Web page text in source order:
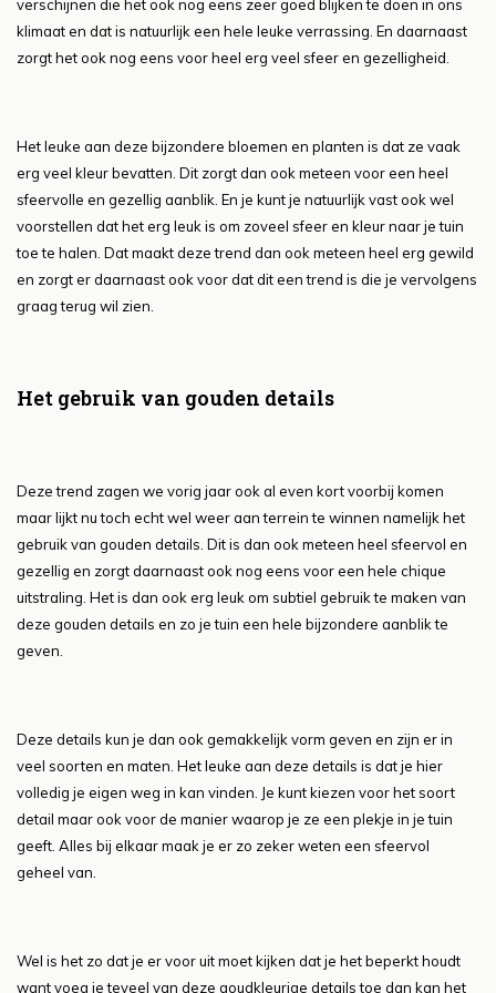
verschijnen die het ook nog eens zeer goed blijken te doen in ons
klimaat en dat is natuurlijk een hele leuke verrassing. En daarnaast
zorgt het ook nog eens voor heel erg veel sfeer en gezelligheid.
Het leuke aan deze bijzondere bloemen en planten is dat ze vaak
erg veel kleur bevatten. Dit zorgt dan ook meteen voor een heel
sfeervolle en gezellig aanblik. En je kunt je natuurlijk vast ook wel
voorstellen dat het erg leuk is om zoveel sfeer en kleur naar je tuin
toe te halen. Dat maakt deze trend dan ook meteen heel erg gewild
en zorgt er daarnaast ook voor dat dit een trend is die je vervolgens
graag terug wil zien.
Het gebruik van gouden details
Deze trend zagen we vorig jaar ook al even kort voorbij komen
maar lijkt nu toch echt wel weer aan terrein te winnen namelijk het
gebruik van gouden details. Dit is dan ook meteen heel sfeervol en
gezellig en zorgt daarnaast ook nog eens voor een hele chique
uitstraling. Het is dan ook erg leuk om subtiel gebruik te maken van
deze gouden details en zo je tuin een hele bijzondere aanblik te
geven.
Deze details kun je dan ook gemakkelijk vorm geven en zijn er in
veel soorten en maten. Het leuke aan deze details is dat je hier
volledig je eigen weg in kan vinden. Je kunt kiezen voor het soort
detail maar ook voor de manier waarop je ze een plekje in je tuin
geeft. Alles bij elkaar maak je er zo zeker weten een sfeervol
geheel van.
Wel is het zo dat je er voor uit moet kijken dat je het beperkt houdt
want voeg je teveel van deze goudkleurige details toe dan kan het